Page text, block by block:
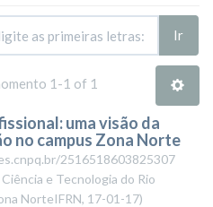
Ir
1-1 of 1
uma visão da
no campus Zona Norte
2516518603825307
e Tecnologia do Rio
NorteIFRN, 17-01-17)